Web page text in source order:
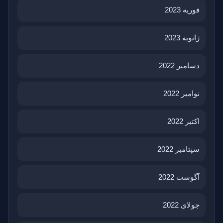
فوریه 2023
ژانویه 2023
دسامبر 2022
نوامبر 2022
اکتبر 2022
سپتامبر 2022
آگوست 2022
جولای 2022